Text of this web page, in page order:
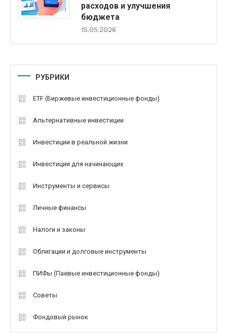
расходов и улучшения
бюджета
15.05.2026
РУБРИКИ
ETF (Биржевые инвестиционные фонды)
Альтернативные инвестиции
Инвестиции в реальной жизни
Инвестиции для начинающих
Инструменты и сервисы
Личные финансы
Налоги и законы
Облигации и долговые инструменты
ПИФы (Паевые инвестиционные фонды)
Советы
Фондовый рынок